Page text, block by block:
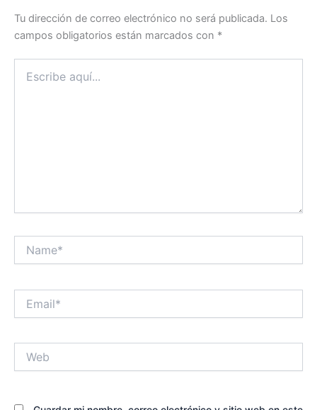
Tu dirección de correo electrónico no será publicada. Los
campos obligatorios están marcados con *
aquí...